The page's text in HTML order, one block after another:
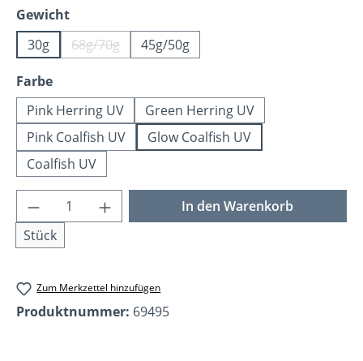
Gewichtauswählen
30g
68g/70g(Diese Option ist zurzeit nicht verfügbar.)
45g/50g
Farbeauswählen
Pink Herring UV
Green Herring UV
Pink Coalfish UV
Glow Coalfish UV
Coalfish UV
Produkt Anzahl: Gib den gewünschten
Stück
In den Warenkorb
Zum Merkzettel hinzufügen
Produktnummer: 69495